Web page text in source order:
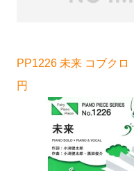
PP1226 未来 コブク
円